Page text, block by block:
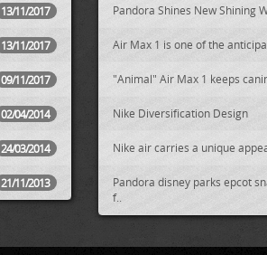
13/11/2017
13/11/2017
09/11/2017
02/04/2014
24/03/2014
21/11/2013
Pandora Shines New Shining
Air Max 1 is one of the
"Animal" Air Max 1 keeps
Nike Diversification Design
Nike air carries a unique
Pandora disney parks epcot
f..